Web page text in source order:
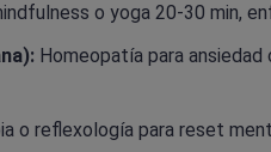
o yoga 20-30 min,
Homeopatía para
o reflexología para reset